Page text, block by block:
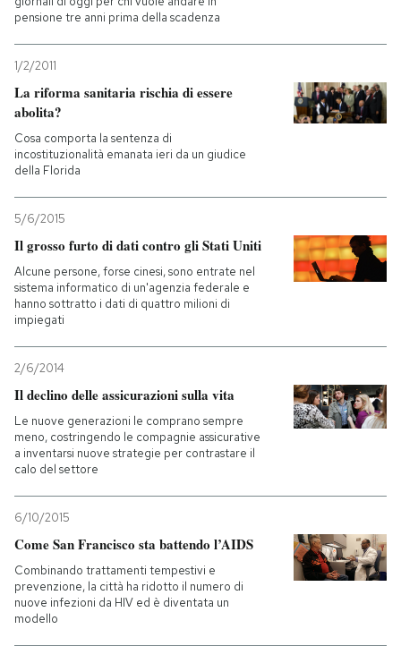
pensione tre anni prima della scadenza
1/2/2011
La riforma sanitaria rischia di essere
abolita?
Cosa comporta la sentenza di
incostituzionalità emanata ieri da un giudice
della Florida
5/6/2015
Il grosso furto di dati contro gli Stati Uniti
Alcune persone, forse cinesi, sono entrate nel
sistema informatico di un'agenzia federale e
hanno sottratto i dati di quattro milioni di
impiegati
2/6/2014
Il declino delle assicurazioni sulla vita
Le nuove generazioni le comprano sempre
meno, costringendo le compagnie assicurative
a inventarsi nuove strategie per contrastare il
calo del settore
6/10/2015
Come San Francisco sta battendo l’AIDS
Combinando trattamenti tempestivi e
prevenzione, la città ha ridotto il numero di
nuove infezioni da HIV ed è diventata un
modello